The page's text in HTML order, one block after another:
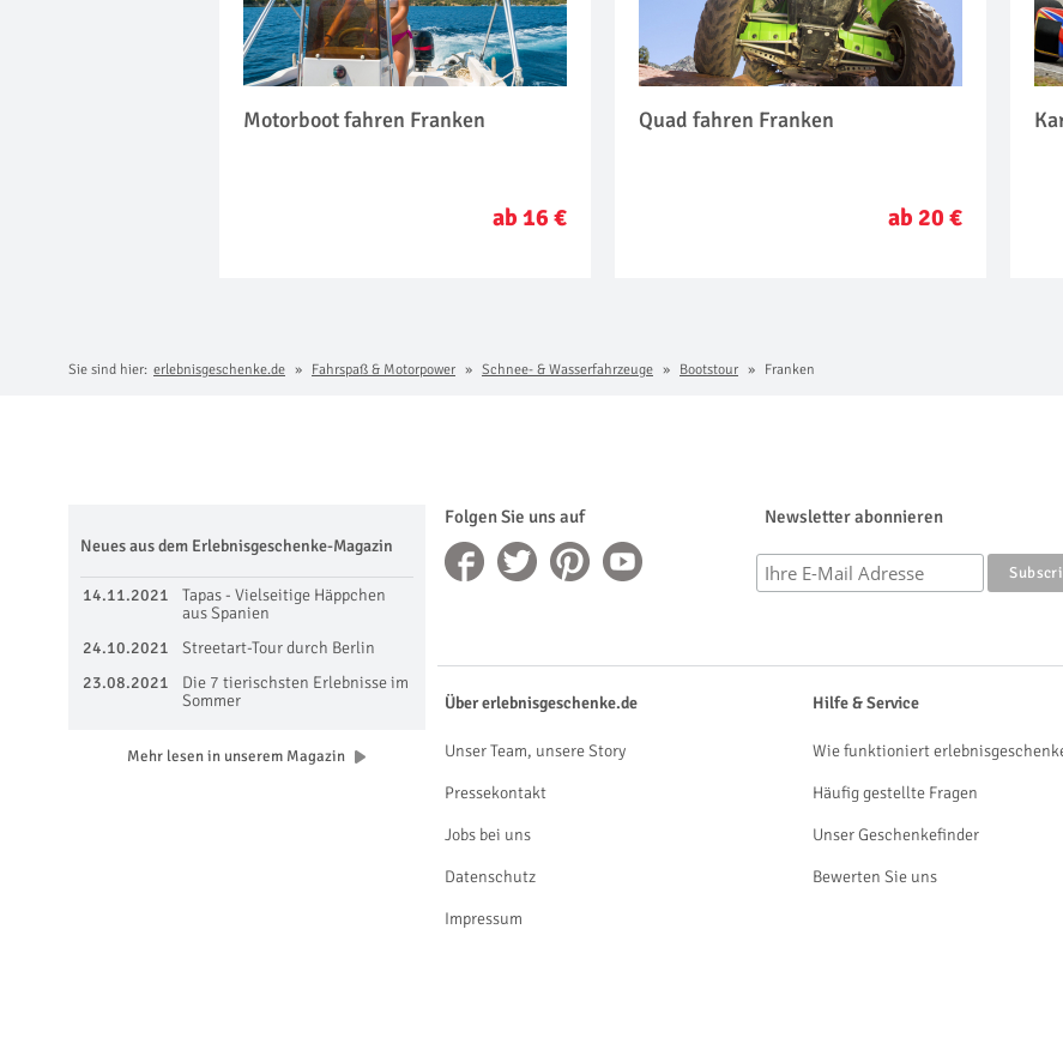
Motorboot fahren Franken
ab 16 €
Quad fahren Franken
ab 20 €
Sie sind hier: erlebnisgeschenke.de Fahrspaß & Motorpower Schnee- & Wasserfahrzeuge Bootstour Franken
Folgen Sie uns auf Newsletter abonnieren
Neues aus dem Erlebnisgeschenke-Magazin
14.11.2021
Tapas - Vielseitige Häppchen
aus Spanien
24.10.2021
Streetart-Tour durch Berlin
23.08.2021
Die 7 tierischsten Erlebnisse im
Sommer
Mehr lesen in unserem Magazin
Über erlebnisgeschenke.de
Unser Team, unsere Story
Pressekontakt
Jobs bei uns
Datenschutz
Impressum
Hilfe & Service
Wie funktioniert
Häufig gestellte Fragen
Unser Geschenkefinder
Bewerten Sie uns